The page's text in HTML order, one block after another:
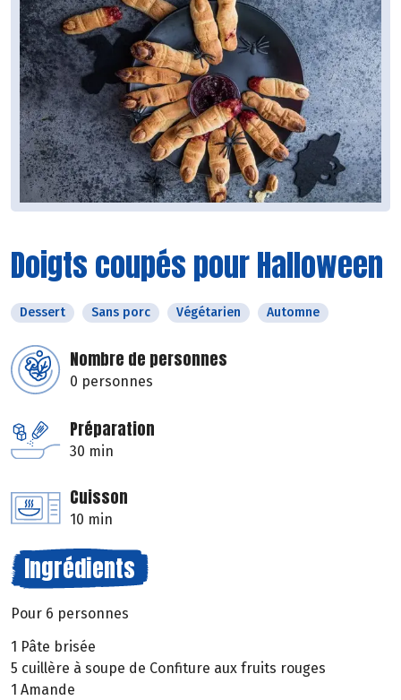
Doigts coupés pour Halloween
Dessert Sans porc Végétarien Automne
Nombre de personnes
0 personnes
Préparation
30 min
Cuisson
10 min
Ingrédients
Pour 6 personnes
1 Pâte brisée
5 cuillère à soupe de Confiture aux fruits rouges
1 Amande